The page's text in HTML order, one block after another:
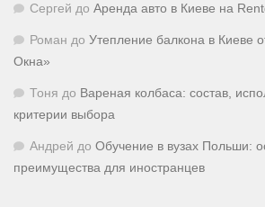
Сергей до Аренда авто в Киеве на
Роман до Утепление балкона в Киеве
Окна»
Тоня до Вареная колбаса: состав,
критерии выбора
Андрей до Обучение в вузах Польши:
преимущества для иностранцев